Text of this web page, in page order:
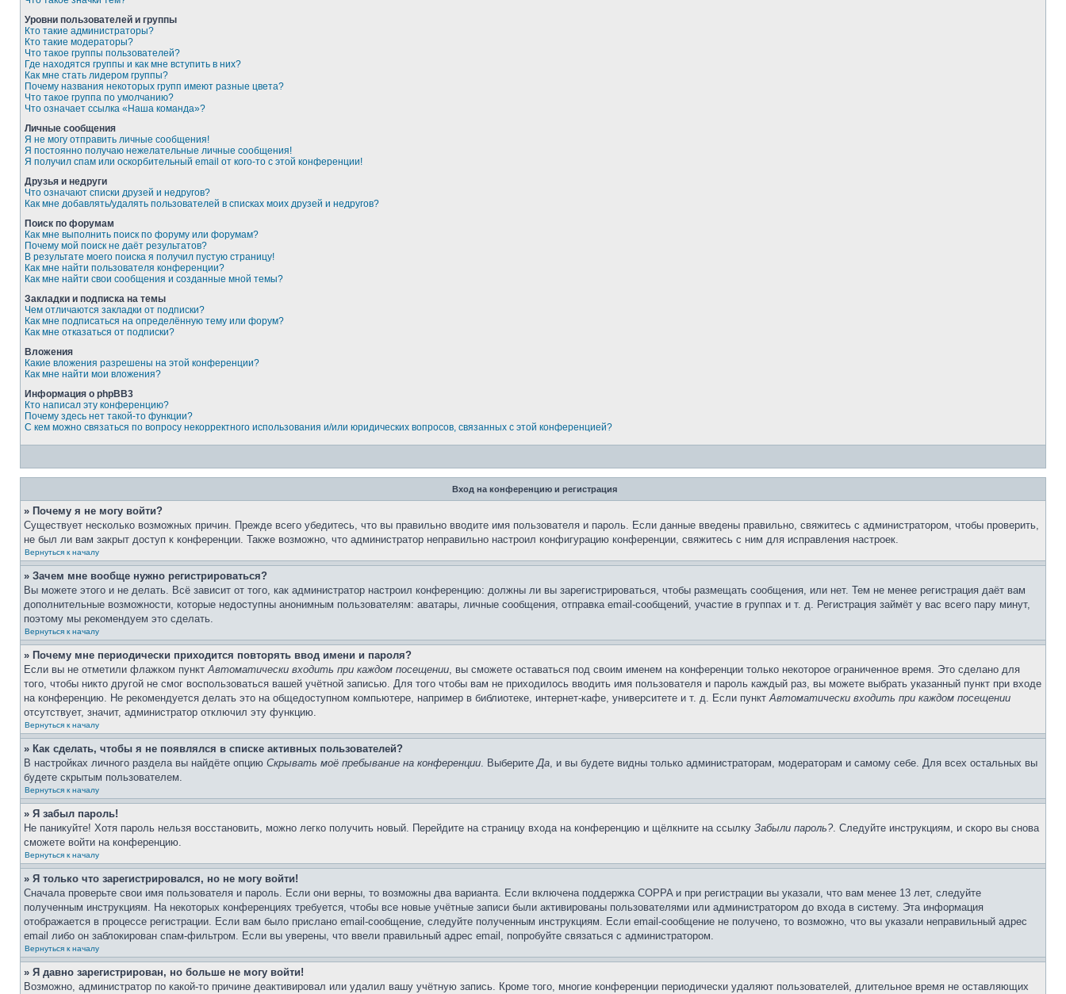
Уровни пользователей и группы
Кто такие администраторы?
Кто такие модераторы?
Что такое группы пользователей?
Где находятся группы и как мне вступить в них?
Как мне стать лидером группы?
Почему названия некоторых групп имеют разные цвета?
Что такое группа по умолчанию?
Что означает ссылка «Наша команда»?
Личные сообщения
Я не могу отправить личные сообщения!
Я постоянно получаю нежелательные личные сообщения!
Я получил спам или оскорбительный email от кого-то с этой конференции!
Друзья и недруги
Что означают списки друзей и недругов?
Как мне добавлять/удалять пользователей в списках моих друзей и недругов?
Поиск по форумам
Как мне выполнить поиск по форуму или форумам?
Почему мой поиск не даёт результатов?
В результате моего поиска я получил пустую страницу!
Как мне найти пользователя конференции?
Как мне найти свои сообщения и созданные мной темы?
Закладки и подписка на темы
Чем отличаются закладки от подписки?
Как мне подписаться на определённую тему или форум?
Как мне отказаться от подписки?
Вложения
Какие вложения разрешены на этой конференции?
Как мне найти мои вложения?
Информация о phpBB3
Кто написал эту конференцию?
Почему здесь нет такой-то функции?
С кем можно связаться по вопросу некорректного использования и/или юридических вопросов, связанных с этой конференцией?
Вход на конференцию и регистрация
» Почему я не могу войти?
Существует несколько возможных причин. Прежде всего убедитесь, что вы правильно вводите имя пользователя и пароль. Если данные введены правильно, свяжитесь с администратором, чтобы проверить,
не был ли вам закрыт доступ к конференции. Также возможно, что администратор неправильно настроил конфигурацию конференции, свяжитесь с ним для исправления настроек.
Вернуться к началу
» Зачем мне вообще нужно регистрироваться?
Вы можете этого и не делать. Всё зависит от того, как администратор настроил конференцию: должны ли вы зарегистрироваться, чтобы размещать сообщения, или нет. Тем не менее регистрация даёт вам
дополнительные возможности, которые недоступны анонимным пользователям: аватары, личные сообщения, отправка email-сообщений, участие в группах и т. д. Регистрация займёт у вас всего пару минут,
поэтому мы рекомендуем это сделать.
Вернуться к началу
» Почему мне периодически приходится повторять ввод имени и пароля?
Если вы не отметили флажком пунктАвтоматически входить при каждом посещении, вы сможете оставаться под своим именем на конференции только некоторое ограниченное время. Это сделано для
того, чтобы никто другой не смог воспользоваться вашей учётной записью. Для того чтобы вам не приходилось вводить имя пользователя и пароль каждый раз, вы можете выбрать указанный пункт при входе
на конференцию. Не рекомендуется делать это на общедоступном компьютере, например в библиотеке, интернет-кафе, университете и т. д. Если пунктАвтоматически входить при каждом посещении
отсутствует, значит, администратор отключил эту функцию.
Вернуться к началу
» Как сделать, чтобы я не появлялся в списке активных пользователей?
В настройках личного раздела вы найдёте опцию Скрывать моё пребывание на конференции. ВыберитеДа, и вы будете видны только администраторам, модераторам и самому себе. Для всех остальных вы
будете скрытым пользователем.
Вернуться к началу
» Я забыл пароль!
Не паникуйте! Хотя пароль нельзя восстановить, можно легко получить новый. Перейдите на страницу входа на конференцию и щёлкните на ссылку Забыли пароль?. Следуйте инструкциям, и скоро вы снова
сможете войти на конференцию.
Вернуться к началу
» Я только что зарегистрировался, но не могу войти!
Сначала проверьте свои имя пользователя и пароль. Если они верны, то возможны два варианта. Если включена поддержка COPPA и при регистрации вы указали, что вам менее 13 лет, следуйте
полученным инструкциям. На некоторых конференциях требуется, чтобы все новые учётные записи были активированы пользователями или администратором до входа в систему. Эта информация
отображается в процессе регистрации. Если вам было прислано email-сообщение, следуйте полученным инструкциям. Если email-сообщение не получено, то возможно, что вы указали неправильный адрес
email либо он заблокирован спам-фильтром. Если вы уверены, что ввели правильный адрес email, попробуйте связаться с администратором.
Вернуться к началу
» Я давно зарегистрирован, но больше не могу войти!
Возможно, администратор по какой-то причине деактивировал или удалил вашу учётную запись. Кроме того, многие конференции периодически удаляют пользователей, длительное время не оставляющих